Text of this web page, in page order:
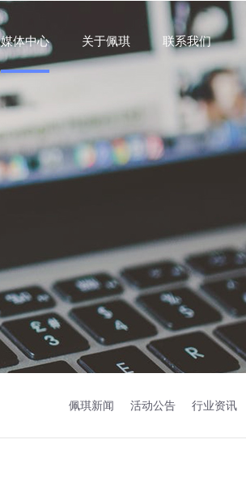
媒体中心 关于佩琪 联系我们
佩琪新闻 活动公告 行业资讯